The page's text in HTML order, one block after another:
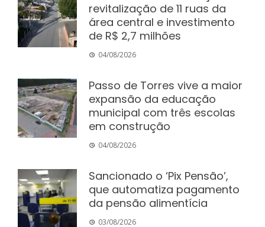
revitalização de 11 ruas da
área central e investimento
de R$ 2,7 milhões
04/08/2026
Passo de Torres vive a maior
expansão da educação
municipal com três escolas
em construção
04/08/2026
Sancionado o ‘Pix Pensão’,
que automatiza pagamento
da pensão alimentícia
03/08/2026